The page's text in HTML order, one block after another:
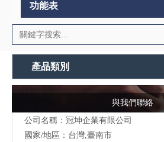
功能表
產品類別
與我們聯絡
公司名稱：冠坤企業有限公司
國家/地區：台灣,臺南市